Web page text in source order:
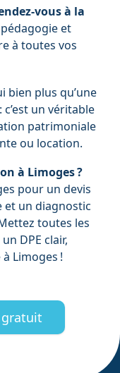
vous à la
et
à toutes vos
bien plus qu’une
un véritable
patrimoniale
ou location.
à Limoges ?
pour un devis
un diagnostic
toutes les
DPE clair,
Limoges !
gratuit